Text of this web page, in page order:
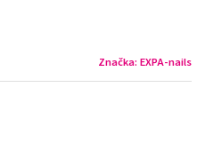
Značka: EXPA-nails